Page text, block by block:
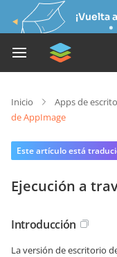
¡Vuelta
Inicio Apps de
de AppImage
Este artículo está
Ejecución a
Introducción
La versión de escritorio